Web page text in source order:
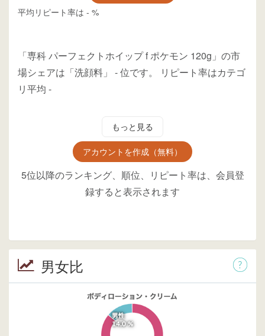
平均リピート率は - %
「専科 パーフェクトホイップ f ポケモン 120g」の市
場シェアは「洗顔料」 -位です。
リピート率はカテゴ
リ平均 -
もっと見る
アカウントを作成（無料）
5位以降のランキング、順位、リピート率は、会員登
録すると表示されます
男女比